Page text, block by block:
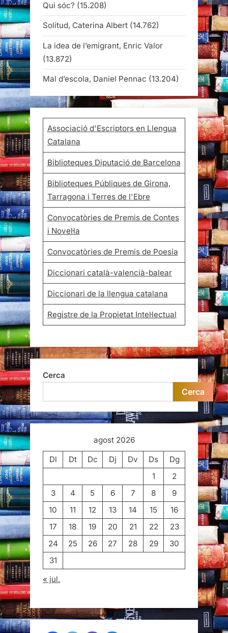
Qui sóc? (15.208)
Solitud, Caterina Albert (14.762)
La idea de l’emigrant, Enric Valor
(13.872)
Mal d’escola, Daniel Pennac (13.204)
Associació d'Escriptors en Llengua
Catalana
Biblioteques Diputació de Barcelona
Biblioteques Públiques de Girona,
Tarragona i Terres de l'Ebre
Convocatòries de Premis de Contes
i Novel·la
Convocatòries de Premis de Poesia
Diccionari català-valencià-balear
Diccionari de la llengua catalana
Registre de la Propietat Intel·lectual
Cerca
Cerca
agost 2026
Dl
Dt Dc Dj Dv Ds
Dg
1
2
3
4 5 6 7 8
9
10
11 12 13 14 15
16
17
18 19 20 21 22
23
24
25 26 27 28 29
30
31
« jul.